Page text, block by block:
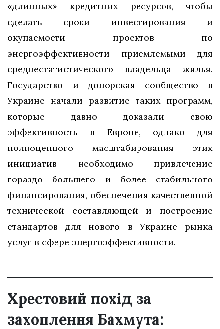
«длинных» кредитных ресурсов, чтобы
сделать сроки инвестирования и
окупаемости проектов по
энергоэффективности приемлемыми для
среднестатистического владельца жилья.
Государство и донорская сообщество в
Украине начали развитие таких программ,
которые давно доказали свою
эффективность в Европе, однако для
полноценного масштабирования этих
инициатив необходимо привлечение
гораздо большего и более стабильного
финансирования, обеспечения качественной
технической составляющей и построение
стандартов для нового в Украине рынка
услуг в сфере энергоэффективности.
Хрестовий похід за
захоплення Бахмута: